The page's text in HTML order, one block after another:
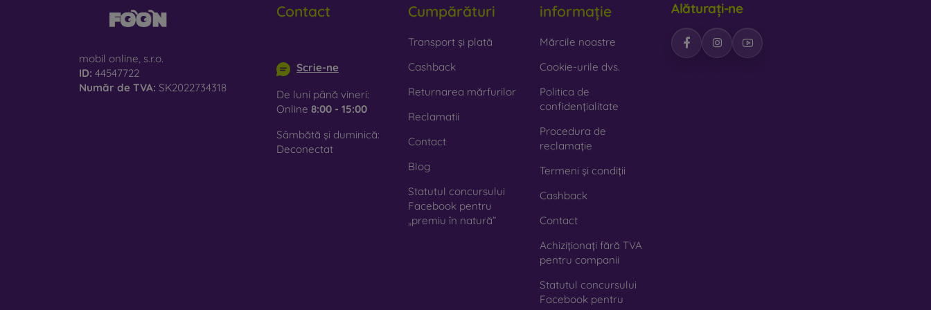
lemn natural de calitate, cu textură naturală și detalii interesante.
– sticla este utilizată doar ca adaos decorativ la huse. Oferă huselor un design interesant. Dezavantajul
100 % în natură. Accentul pe protecția mediului este în prezent foarte important.
Pe magazinul nostru onlineFOON veți găsi zeci de huse interesante pentru telefon, fabricate din diverse materiale.
Trebuie doar să o alegeți pe cea potrivită pentru dumneavoastră.
mobil online, s.r.o.
ID: 44547722
Număr de TVA: SK2022734318
Contact
Scrie-ne
De luni până vineri:
Online 8:00 - 15:00
Sâmbătă și duminică:
Deconectat
Cumpărături
Transport și plată
Cashback
Returnarea mărfurilor
Reclamatii
Contact
Blog
Statutul concursului
Facebook pentru
„premiu în natură”
informație
Mărcile noastre
Cookie-urile dvs.
Politica de
confidențialitate
Procedura de
reclamație
Termeni și condiții
Cashback
Contact
Achiziționați fără TVA
pentru companii
Statutul concursului
Facebook pentru
Alăturați-ne